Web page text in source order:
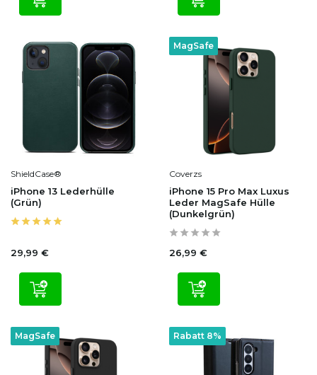
ShieldCase®
iPhone 13 Lederhülle
(Grün)
29,99 €
MagSafe
Coverzs
iPhone 15 Pro Max Luxus
Leder MagSafe Hülle
(Dunkelgrün)
26,99 €
MagSafe Rabatt 8%